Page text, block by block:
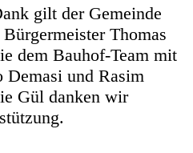
gilt der Gemeinde
Thomas
dem Bauhof-Team mit
und Rasim
Gül danken wir